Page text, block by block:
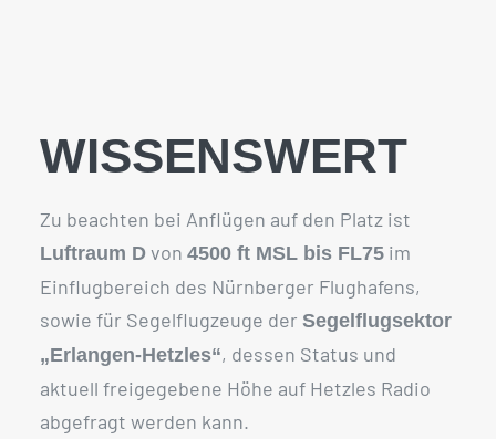
WISSENSWERT
Zu beachten bei Anflügen auf den Platz ist
Luftraum Dvon 4500 ft MSL bis FL75im
Einflugbereich des Nürnberger Flughafens,
sowie für Segelflugzeuge der Segelflugsektor
„Erlangen-Hetzles“, dessen Status und
aktuell freigegebene Höhe auf Hetzles Radio
abgefragt werden kann.